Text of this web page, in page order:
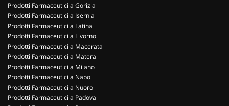
Prodotti Farmaceutici a Gorizia
Prodotti Farmaceutici a Isernia
Prodotti Farmaceutici a Latina
Prodotti Farmaceutici a Livorno
Prodotti Farmaceutici a Macerata
Prodotti Farmaceutici a Matera
Prodotti Farmaceutici a Milano
Prodotti Farmaceutici a Napoli
Prodotti Farmaceutici a Nuoro
Prodotti Farmaceutici a Padova